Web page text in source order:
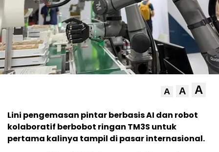
A A A
Lini pengemasan pintar berbasis AI dan robot
kolaboratif berbobot ringan TM3S untuk
pertama kalinya tampil di pasar internasional.